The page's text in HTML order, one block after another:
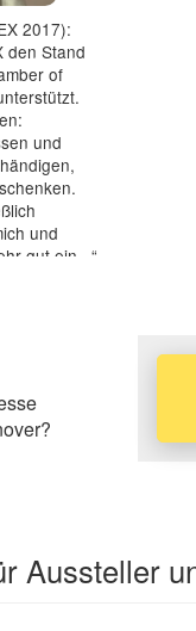
2017):
den Stand
of
und
und
gut ein...“
Aussteller